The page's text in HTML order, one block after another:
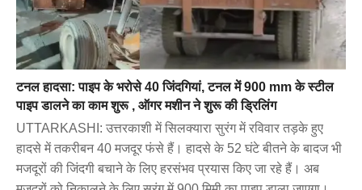
टनल हादसा: पाइप के भरोसे 40 जिंदगियां, टनल में 900 mm के स्टील
पाइप डालने का काम शुरू , ऑगर मशीन ने शुरू की ड्रिलिंग
UTTARKASHI: उत्तरकाशी में सिलक्यारा सुरंग में रविवार तड़के हुए
हादसे में तकरीबन 40 मजदूर फंसे हैं। हादसे के 52 घंटे बीतने के बादज भी
मजदूरों की जिंदगी बचाने के लिए हरसंभव प्रयास किए जा रहे हैं। अब